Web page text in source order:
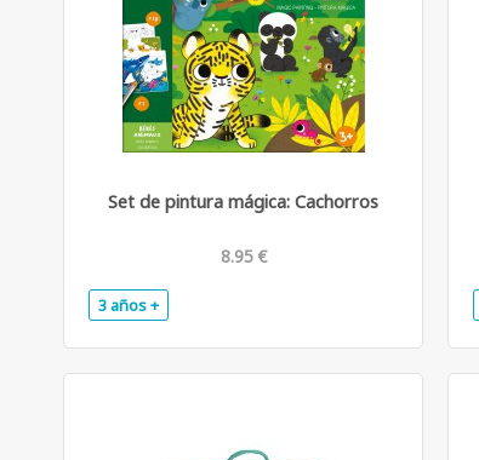
Set de pintura mágica: Cachorros
8.95 €
3 años +